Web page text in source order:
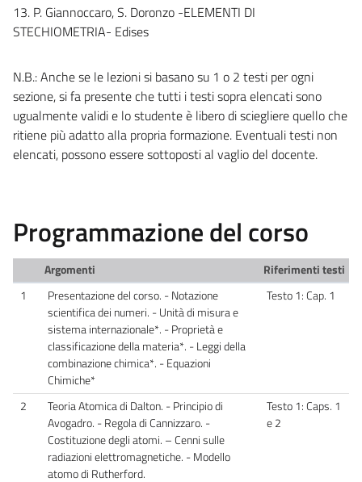
13. P. Giannoccaro, S. Doronzo -ELEMENTI DI
STECHIOMETRIA- Edises
N.B.: Anche se le lezioni si basano su 1 o 2 testi per ogni
sezione, si fa presente che tutti i testi sopra elencati sono
ugualmente validi e lo studente è libero di sciegliere quello che
ritiene più adatto alla propria formazione. Eventuali testi non
elencati, possono essere sottoposti al vaglio del docente.
Programmazione del corso
Argomenti
Riferimenti testi
1
Presentazione del corso. - Notazione
scientifica dei numeri. - Unità di misura e
sistema internazionale*. - Proprietà e
classificazione della materia*. - Leggi della
combinazione chimica*. - Equazioni
Chimiche*
Testo 1: Cap. 1
2
Teoria Atomica di Dalton. - Principio di
Avogadro. - Regola di Cannizzaro. -
Costituzione degli atomi. – Cenni sulle
radiazioni elettromagnetiche. - Modello
atomo di Rutherford.
Testo 1: Caps. 1
e 2